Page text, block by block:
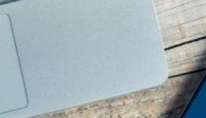
Ondernemers